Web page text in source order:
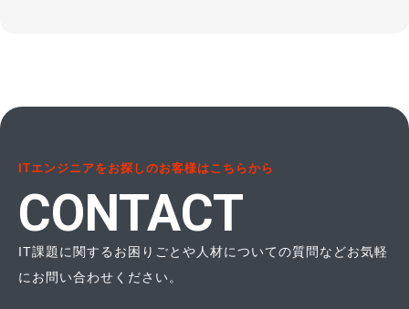
ITエンジニアをお探しのお客様はこちらから
CONTACT
IT課題に関するお困りごとや人材についての質問などお気軽
にお問い合わせください。